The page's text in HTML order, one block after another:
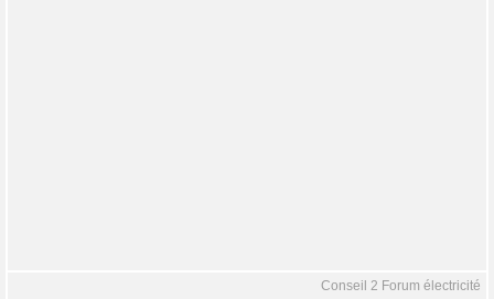
Conseil 2 Forum électricité